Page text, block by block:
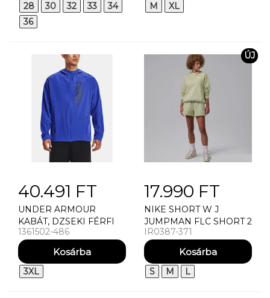
28 30 32 33
34
36
M XL
40.491 FT
UNDER ARMOUR
KABÁT, DZSEKI FÉRFI
KABÁT UNDER
ARMOUR UA OUTRUN
THE STORM JACKET
1361502-486
3XL
ÚJ
17.990 FT
NIKE SHORT W J
JUMPMAN FLC SHORT 2
IR0387-371
S M L